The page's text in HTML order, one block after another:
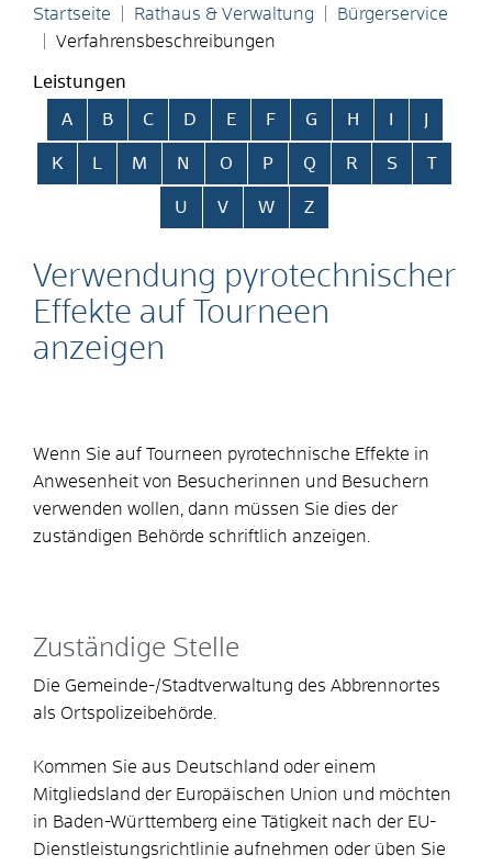
Startseite Rathaus & Verwaltung
Bürgerservice
Verfahrensbeschreibungen
Leistungen
Alphabetisches Register überspringen
A B C D E F G H
K L M N O P Q R S T
U V W Z
Verwendung pyrotechnischer
Effekte auf Tourneen
anzeigen
Wenn Sie auf Tourneen pyrotechnische Effekte in
Anwesenheit von Besucherinnen und Besuchern
verwenden wollen, dann müssen Sie dies der
zuständigen Behörde schriftlich anzeigen.
Zuständige Stelle
Die Gemeinde-/Stadtverwaltung des Abbrennortes
als Ortspolizeibehörde.
Kommen Sie aus Deutschland oder einem
Mitgliedsland der Europäischen Union und möchten
in Baden-Württemberg eine Tätigkeit nach der EU-
Dienstleistungsrichtlinie aufnehmen oder üben Sie